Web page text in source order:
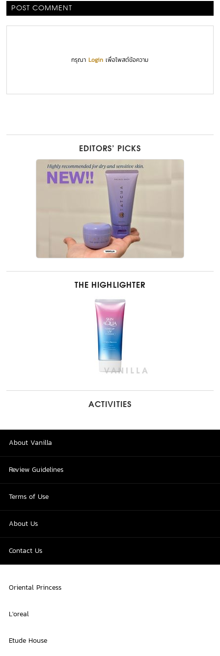
POST COMMENT
กรุณาLogin เพื่อโพสต์ข้อความ
EDITORS’ PICKS
THE HIGHLIGHTER
ACTIVITIES
About Vanilla
Review Guidelines
Terms of Use
About Us
Contact Us
Oriental Princess
L'oreal
Etude House